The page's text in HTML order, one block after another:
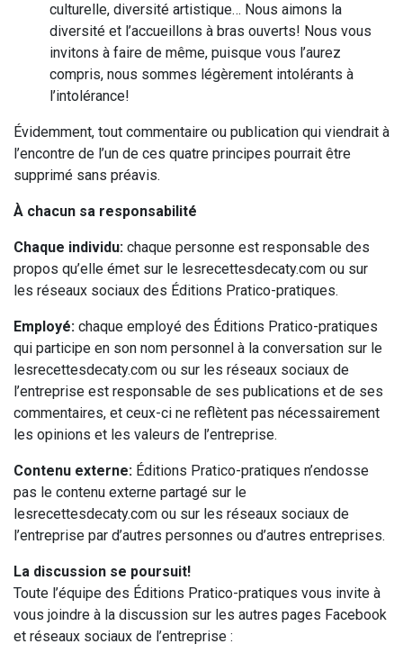
culturelle, diversité artistique… Nous aimons la
diversité et l’accueillons à bras ouverts! Nous vous
invitons à faire de même, puisque vous l’aurez
compris, nous sommes légèrement intolérants à
l’intolérance!
Évidemment, tout commentaire ou publication qui viendrait à
l’encontre de l’un de ces quatre principes pourrait être
supprimé sans préavis.
À chacun sa responsabilité
Chaque individu: chaque personne est responsable des
propos qu’elle émet sur le lesrecettesdecaty.com ou sur
les réseaux sociaux des Éditions Pratico-pratiques.
Employé: chaque employé des Éditions Pratico-pratiques
qui participe en son nom personnel à la conversation sur le
lesrecettesdecaty.com ou sur les réseaux sociaux de
l’entreprise est responsable de ses publications et de ses
commentaires, et ceux-ci ne reflètent pas nécessairement
les opinions et les valeurs de l’entreprise.
Contenu externe: Éditions Pratico-pratiques n’endosse
pas le contenu externe partagé sur le
lesrecettesdecaty.com ou sur les réseaux sociaux de
l’entreprise par d’autres personnes ou d’autres entreprises.
La discussion se poursuit!
Toute l’équipe des Éditions Pratico-pratiques vous invite à
vous joindre à la discussion sur les autres pages Facebook
et réseaux sociaux de l’entreprise :